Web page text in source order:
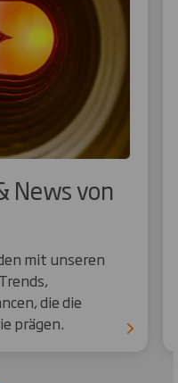
News von
mit unseren
die die
prägen.